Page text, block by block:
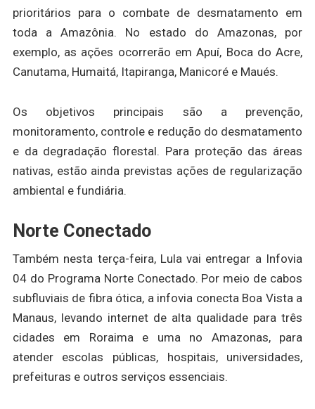
prioritários para o combate de desmatamento em
toda a Amazônia. No estado do Amazonas, por
exemplo, as ações ocorrerão em Apuí, Boca do Acre,
Canutama, Humaitá, Itapiranga, Manicoré e Maués.
Os objetivos principais são a prevenção,
monitoramento, controle e redução do desmatamento
e da degradação florestal. Para proteção das áreas
nativas, estão ainda previstas ações de regularização
ambiental e fundiária.
Norte Conectado
Também nesta terça-feira, Lula vai entregar a Infovia
04 do Programa Norte Conectado. Por meio de cabos
subfluviais de fibra ótica, a infovia conecta Boa Vista a
Manaus, levando internet de alta qualidade para três
cidades em Roraima e uma no Amazonas, para
atender escolas públicas, hospitais, universidades,
prefeituras e outros serviços essenciais.